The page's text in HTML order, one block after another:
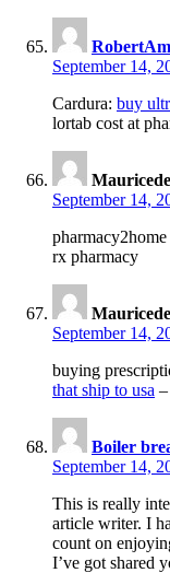
September 14,
Cardura: buy
lortab cost at
September 14,
rx pharmacy
September 14,
buying
that ship to usa
Boiler
September 14,
This is really
article writer. I
count on
I’ve got shared